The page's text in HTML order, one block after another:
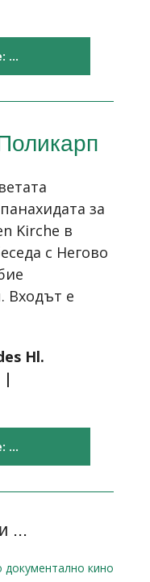
...
за
Kirche в
с Негово
. Входът е
Hl.
|
...
...
кино